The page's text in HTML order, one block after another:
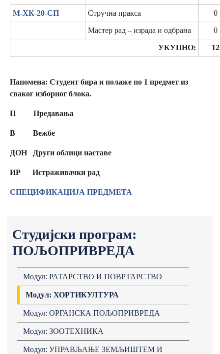
Студијски програм:
ПОЉОПРИВРЕДА
Модул: РАТАРСТВО И ПОВРТАРСТВО
Модул: ХОРТИКУЛТУРА
Модул: ОРГАНСКА ПОЉОПРИВРЕДА
Модул: ЗООТЕХНИКА
Модул: УПРАВЉАЊЕ ЗЕМЉИШТЕМ И
М-ХК-20-СП Стручна пракса 0
Мастер рад – израда и одбрана 0
УКУПНО: 12
Напомена: Студент бира и полаже по 1 предмет из
сваког изборног блока.
П Предавања
В Вежбе
ДОН Други облици наставе
ИР Истраживачки рад
СПЕЦИФИКАЦИЈА ПРЕДМЕТА